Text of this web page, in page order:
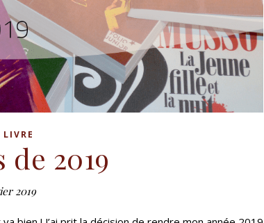
LIVRE
2019
2019